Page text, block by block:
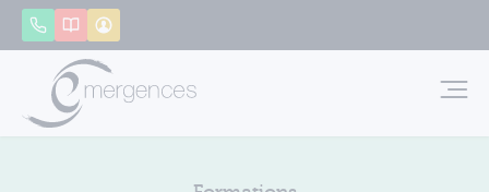
AppelerCatalogue
Panneau de gestion des cookies